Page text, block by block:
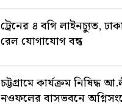
ট্রেনের ৪ বগি লাইনচ্যুত,
রেল যোগাযোগ বন্ধ
চট্টগ্রামে কার্যক্রম নিষিদ্ধ
নওফলের বাসভবনে